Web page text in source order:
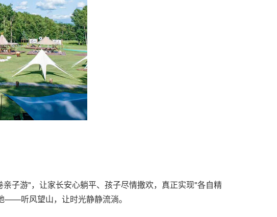
子游"，让家长安心躺平、孩子尽情撒欢，真正实现"各自精
——听风望山，让时光静静流淌。